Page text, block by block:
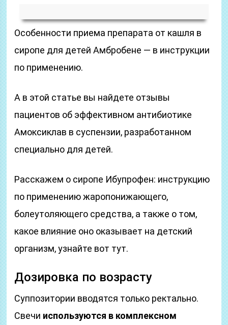
Особенности приема препарата от кашля в
сиропе для детей Амбробене — в инструкции
по применению.
А в этой статье вы найдете отзывы
пациентов об эффективном антибиотике
Амоксиклав в суспензии, разработанном
специально для детей.
Расскажем о сиропе Ибупрофен: инструкцию
по применению жаропонижающего,
болеутоляющего средства, а также о том,
какое влияние оно оказывает на детский
организм, узнайте вот тут.
Дозировка по возрасту
Суппозитории вводятся только ректально.
Свечи используются в комплексном